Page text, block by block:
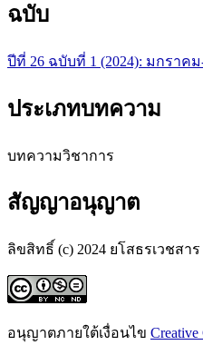
ฉบับ
ปีที่ 26 ฉบับที่ 1 (2024): มกราคม
ประเภทบทความ
บทความวิชาการ
สัญญาอนุญาต
ลิขสิทธิ์ (c) 2024 ยโสธรเวชสาร
อนุญาตภายใต้เงื่อนไข Creative